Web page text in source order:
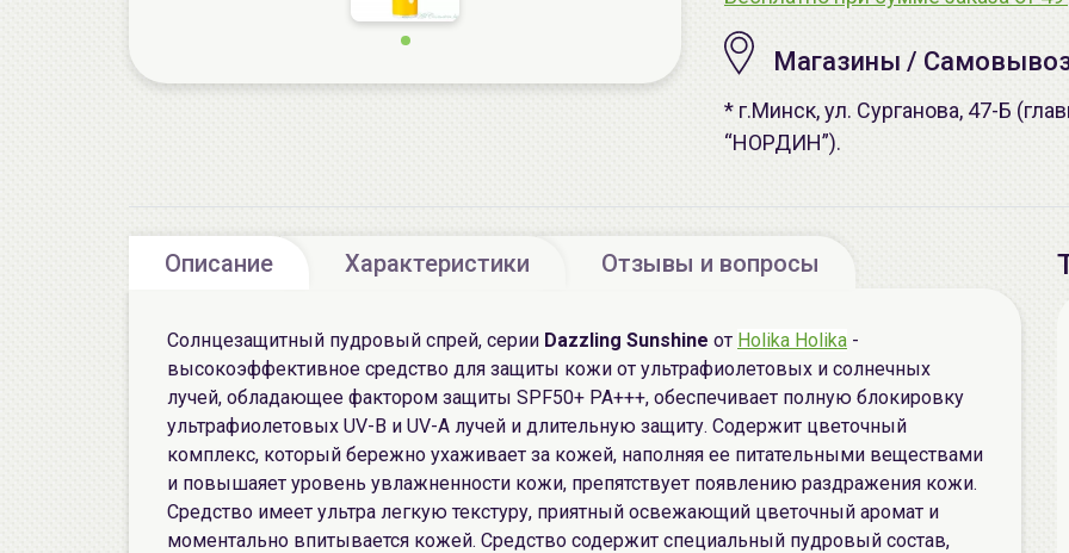
Магазины /
* г.Минск, ул. Сурганова, 47-Б
“НОРДИН”).
Описание Характеристики Отзывы и вопросы
Солнцезащитный пудровый спрей, серии Dazzling Sunshine от Holika Holika -
высокоэффективное средство для защиты кожи от ультрафиолетовых и солнечных
лучей, обладающее фактором защиты SPF50+ PA+++, обеспечивает полную блокировку
ультрафиолетовых UV-B и UV-A лучей и длительную защиту. Содержит цветочный
комплекс, который бережно ухаживает за кожей, наполняя ее питательными веществами
и повышаяет уровень увлажненности кожи, препятствует появлению раздражения кожи.
Средство имеет ультра легкую текстуру, приятный освежающий цветочный аромат и
моментально впитывается кожей. Средство содержит специальный пудровый состав,